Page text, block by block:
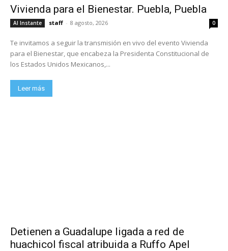
Vivienda para el Bienestar. Puebla, Puebla
Al Instante staff - 8 agosto, 2026 0
Te invitamos a seguir la transmisión en vivo del evento Vivienda
para el Bienestar, que encabeza la Presidenta Constitucional de
los Estados Unidos Mexicanos,...
Leer más
Detienen a Guadalupe ligada a red de
huachicol fiscal atribuida a Ruffo Apel